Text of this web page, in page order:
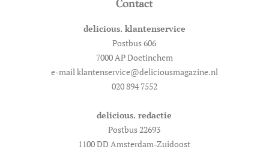
Contact
delicious. klantenservice
Postbus 606
7000 AP Doetinchem
e-mail klantenservice@deliciousmagazine.nl
020 894 7552
delicious. redactie
Postbus 22693
1100 DD Amsterdam-Zuidoost